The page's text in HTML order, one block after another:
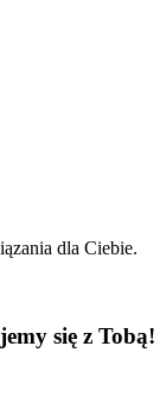
dla Ciebie.
się z Tobą!